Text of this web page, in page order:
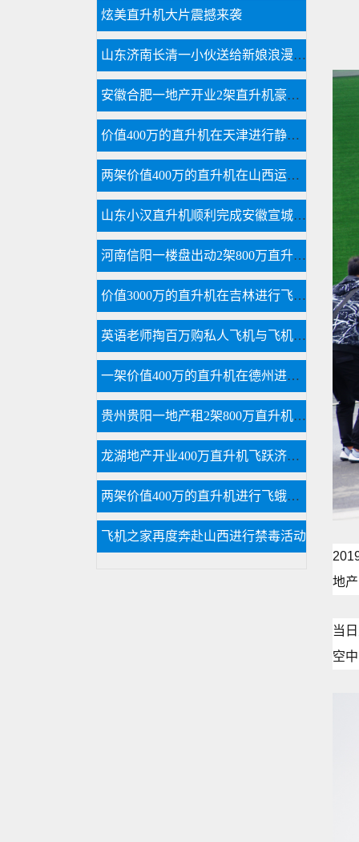
地
当
空
炫美直升机大片震撼来袭
山东济南长清一小伙送给新娘浪漫空中婚礼
安徽合肥一地产开业2架直升机豪车助阵
价值400万的直升机在天津进行静态展览活动
两架价值400万的直升机在山西运城河津县进行静态展览
山东小汉直升机顺利完成安徽宣城直升机航测作业
河南信阳一楼盘出动2架800万直升机空中看房
价值3000万的直升机在吉林进行飞蛾病虫防治
英语老师掏百万购私人飞机与飞机之家开展直升机租赁业务
一架价值400万的直升机在德州进行飞蛾病虫防治
贵州贵阳一地产租2架800万直升机空中看房
龙湖地产开业400万直升机飞跃济南东CBD
两架价值400万的直升机进行飞蛾病虫防治
飞机之家再度奔赴山西进行禁毒活动